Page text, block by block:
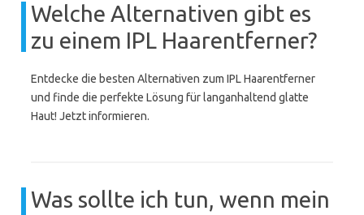
Welche Alternativen gibt es
zu einem IPL Haarentferner?
Entdecke die besten Alternativen zum IPL Haarentferner
und finde die perfekte Lösung für langanhaltend glatte
Haut! Jetzt informieren.
Was sollte ich tun, wenn mein